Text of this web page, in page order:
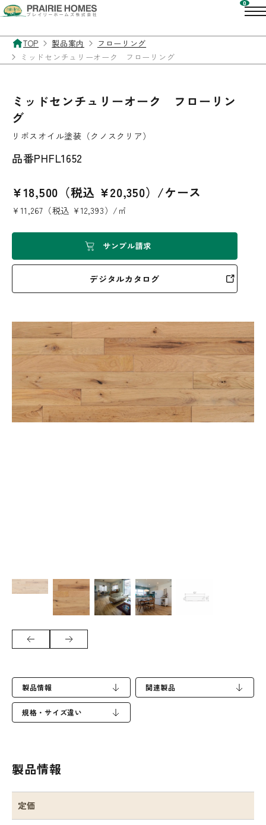
TOP 製品案内
フローリング
ミッドセンチュリーオーク フローリング
ミッドセンチュリーオーク フローリン
グ
リボスオイル塗装（クノスクリア）
品番PHFL1652
¥18,500（税込 ¥20,350）/ケース
¥11,267（税込 ¥12,393）/㎡
サンプル請求
デジタルカタログ
製品情報 関連製品
規格・サイズ違い
製品情報
定価